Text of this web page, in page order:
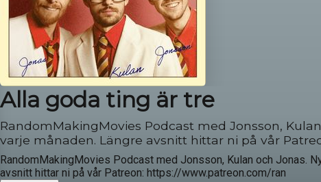
Alla goda ting är tre
RandomMakingMovies Podcast med Jonsson,
varje månaden. Längre avsnitt hittar ni på vår
RandomMakingMovies Podcast med Jonsson, Kulan och Jonas.
avsnitt hittar ni på vår Patreon: https://www.patreon.com/ran